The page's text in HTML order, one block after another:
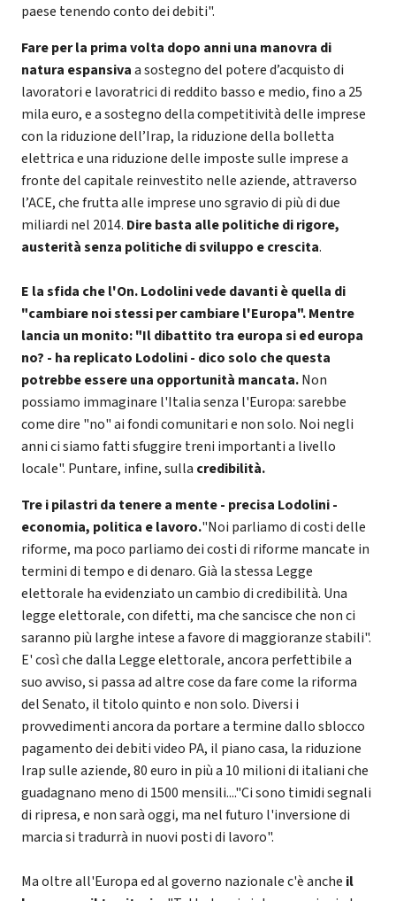
paese tenendo conto dei debiti".
Fare per la prima volta dopo anni una manovra di
natura espansivaa sostegno del potere d’acquisto di
lavoratori e lavoratrici di reddito basso e medio, fino a 25
mila euro, e a sostegno della competitività delle imprese
con la riduzione dell’Irap, la riduzione della bolletta
elettrica e una riduzione delle imposte sulle imprese a
fronte del capitale reinvestito nelle aziende, attraverso
l’ACE, che frutta alle imprese uno sgravio di più di due
miliardi nel 2014. Dire basta alle politiche di rigore,
austerità senza politiche di sviluppo e crescita.
E la sfida che l'On. Lodolini vede davanti è quella di
"cambiare noi stessi per cambiare l'Europa". Mentre
lancia un monito: "Il dibattito tra europa si ed europa
no? - ha replicato Lodolini - dico solo che questa
potrebbe essere una opportunità mancata.Non
possiamo immaginare l'Italia senza l'Europa: sarebbe
come dire "no" ai fondi comunitari e non solo. Noi negli
anni ci siamo fatti sfuggire treni importanti a livello
locale". Puntare, infine, sulla credibilità.
Tre i pilastri da tenere a mente - precisa Lodolini -
economia, politica e lavoro."Noi parliamo di costi delle
riforme, ma poco parliamo dei costi di riforme mancate in
termini di tempo e di denaro. Già la stessa Legge
elettorale ha evidenziato un cambio di credibilità. Una
legge elettorale, con difetti, ma che sancisce che non ci
saranno più larghe intese a favore di maggioranze stabili".
E' così che dalla Legge elettorale, ancora perfettibile a
suo avviso, si passa ad altre cose da fare come la riforma
del Senato, il titolo quinto e non solo. Diversi i
provvedimenti ancora da portare a termine dallo sblocco
pagamento dei debiti video PA, il piano casa, la riduzione
Irap sulle aziende, 80 euro in più a 10 milioni di italiani che
guadagnano meno di 1500 mensili...."Ci sono timidi segnali
di ripresa, e non sarà oggi, ma nel futuro l'inversione di
marcia si tradurrà in nuovi posti di lavoro".
Ma oltre all'Europa ed al governo nazionale c'è anche il